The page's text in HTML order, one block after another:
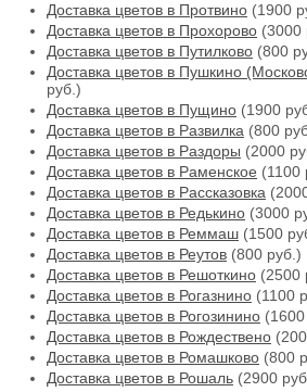
Доставка цветов в Протвино (1900
Доставка цветов в Прохорово (3000
Доставка цветов в Путилково (800
Доставка цветов в Пушкино
руб.)
Доставка цветов в Пущино (1900
Доставка цветов в Развилка (800
Доставка цветов в Раздоры (2000
Доставка цветов в Раменское (1100
Доставка цветов в Рассказовка
Доставка цветов в Редькино (3000
Доставка цветов в Реммаш (1500
Доставка цветов в Реутов (800 руб.)
Доставка цветов в Решоткино (2500
Доставка цветов в Рогазнино (1100
Доставка цветов в Рогозинино
Доставка цветов в Рождествено
Доставка цветов в Ромашково (800
Доставка цветов в Рошаль (2900